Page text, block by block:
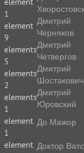
1
element
9
elements
5
elements
2
elements
1
element
1
element
Дмитрий
Черняков
Дмитрий
Четвергов
Дмитрий
Шостакович
Дмитрий
Юровский
До Мажор
Доктор